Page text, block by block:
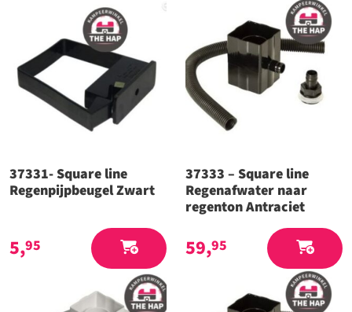
37331- Square line
Regenpijpbeugel Zwart
5,95
37333 – Square line
Regenafwater naar
regenton Antraciet
59,95